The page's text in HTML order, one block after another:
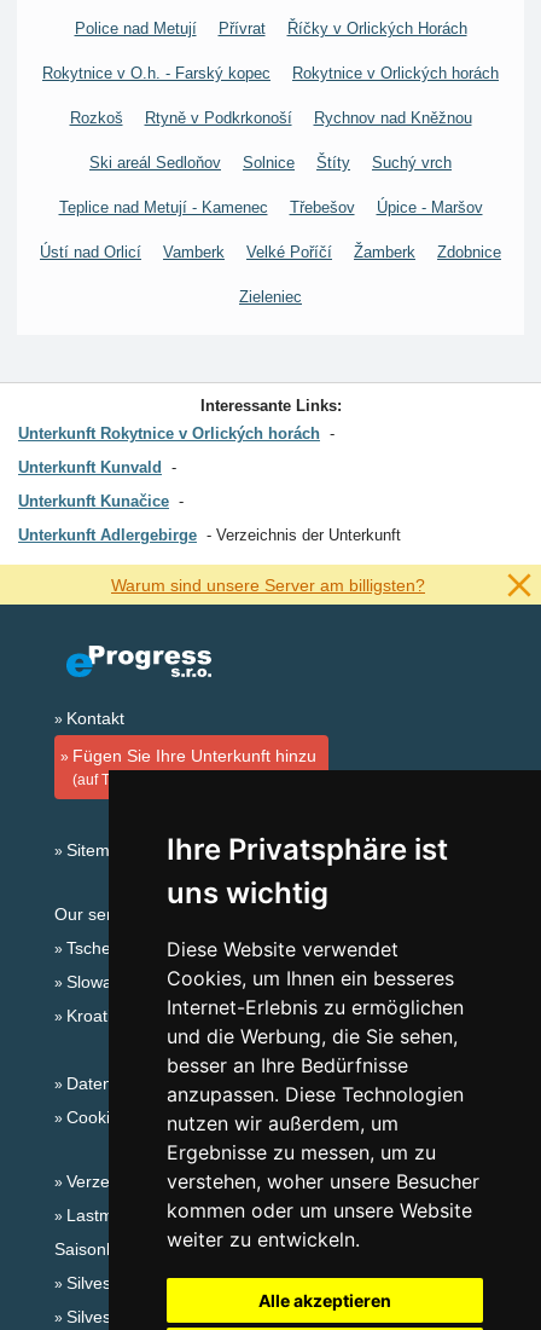
Ihre Privatsphäre ist
uns wichtig
Diese Website verwendet
Cookies, um Ihnen ein besseres
Internet-Erlebnis zu ermöglichen
und die Werbung, die Sie sehen,
besser an Ihre Bedürfnisse
anzupassen. Diese Technologien
nutzen wir außerdem, um
Ergebnisse zu messen, um zu
verstehen, woher unsere Besucher
kommen oder um unsere Website
weiter zu entwickeln.
Alle akzeptieren
Police nad Metují Přívrat Říčky v Orlických Horách
Rokytnice v O.h. - Farský kopec Rokytnice v Orlických horách
Rozkoš Rtyně v Podkrkonoší Rychnov nad Kněžnou
Ski areál Sedloňov Solnice Štíty Suchý vrch
Teplice nad Metují - Kamenec Třebešov Úpice - Maršov
Ústí nad Orlicí Vamberk Velké Poříčí Žamberk Zdobnice
Zieleniec
Interessante Links:
Unterkunft Rokytnice v Orlických horách
Unterkunft Kunvald
Unterkunft Kunačice
Unterkunft Adlergebirge
Verzeichnis der Unterkunft
Warum sind unsere Server am billigsten?
Kontakt
Fügen Sie Ihre Unterkunft hinzu
(auf Tschechisch)
Sitemap
Our servers:
Tschechische Gebirge
Slowakische Gebirge
Kroatien
Datenschutz
Cookies
Verzeichnis der Unterkunft
Lastminute Adlergebirge
Saisonlinks:
Silvester Adlergebirge
Silvester im Gebirge 2025/26